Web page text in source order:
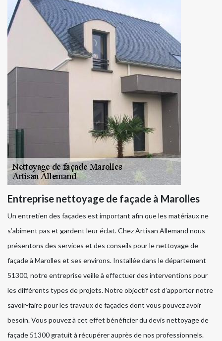
Entreprise nettoyage de façade à Marolles
Un entretien des façades est important afin que les matériaux ne
s’abiment pas et gardent leur éclat. Chez Artisan Allemand nous
présentons des services et des conseils pour le nettoyage de
façade à Marolles et ses environs. Installée dans le département
51300, notre entreprise veille à effectuer des interventions pour
les différents types de projets. Notre objectif est d’apporter notre
savoir-faire pour les travaux de façades dont vous pouvez avoir
besoin. Vous pouvez à cet effet bénéficier du devis nettoyage de
façade 51300 gratuit à récupérer auprès de nos professionnels.